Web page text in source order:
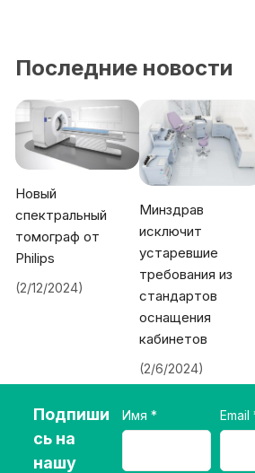
Последние новости
Новый
спектральный
томограф от
Philips
(2/12/2024)
Минздрав
исключит
устаревшие
требования из
стандартов
оснащения
кабинетов
(2/6/2024)
Подпиши
сь на
нашу
Имя Email